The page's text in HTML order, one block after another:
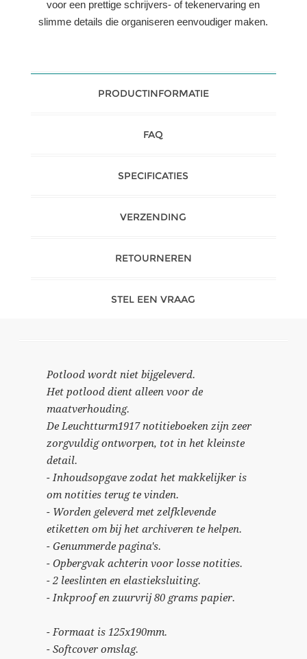
voor een prettige schrijvers- of tekenervaring en
slimme details die organiseren eenvoudiger maken.
PRODUCTINFORMATIE
FAQ
SPECIFICATIES
VERZENDING
RETOURNEREN
STEL EEN VRAAG
Potlood wordt niet bijgeleverd.
Het potlood dient alleen voor de
maatverhouding.
De Leuchtturm1917 notitieboeken zijn zeer
zorgvuldig ontworpen, tot in het kleinste
detail.
- Inhoudsopgave zodat het makkelijker is
om notities terug te vinden.
- Worden geleverd met zelfklevende
etiketten om bij het archiveren te helpen.
- Genummerde pagina's.
- Opbergvak achterin voor losse notities.
- 2 leeslinten en elastieksluiting.
- Inkproof en zuurvrij 80 grams papier.
- Formaat is 125x190mm.
- Softcover omslag.